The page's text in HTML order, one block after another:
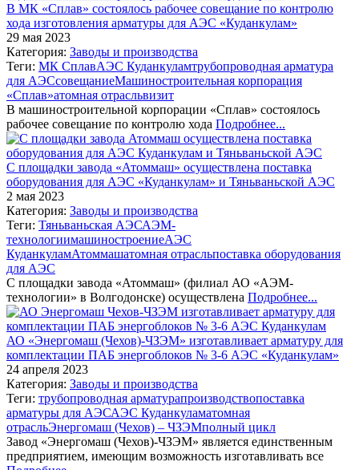
В МК «Сплав» состоялось рабочее совещание по контролю
хода изготовления арматуры для АЭС «Куданкулам»
29 мая 2023
Категория: Заводы и производства
Теги: МК СплавАЭС Куданкуламтрубопроводная арматура
для АЭСсовещаниеМашиностроительная корпорация
«Сплав»атомная отрасльвизит
В машиностроительной корпорации «Сплав» состоялось
рабочее совещание по контролю хода Подробнее...
С площадки завода «Атоммаш» осуществлена поставка
оборудования для АЭС «Куданкулам» и Тяньваньской АЭС
2 мая 2023
Категория: Заводы и производства
Теги: Тяньваньская АЭСАЭМ-
технологиимашиностроениеАЭС
КуданкуламАтоммашатомная отрасльпоставка оборудования
для АЭС
С площадки завода «Атоммаш» (филиал АО «АЭМ-
технологии» в Волгодонске) осуществлена Подробнее...
АО «Энергомаш (Чехов)-ЧЗЭМ» изготавливает арматуру для
комплектации ПАБ энергоблоков № 3-6 АЭС «Куданкулам»
24 апреля 2023
Категория: Заводы и производства
Теги: трубопроводная арматурапроизводствопоставка
арматуры для АЭСАЭС Куданкуламатомная
отрасльЭнергомаш (Чехов) – ЧЗЭМполный цикл
Завод «Энергомаш (Чехов)-ЧЗЭМ» является единственным
предприятием, имеющим возможность изготавливать все